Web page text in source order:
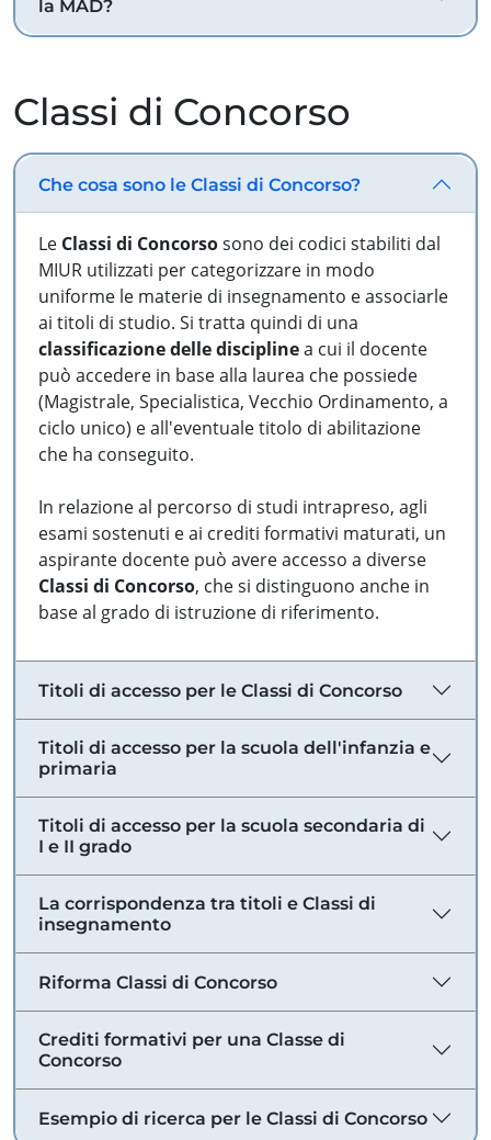
la MAD?
Classi di Concorso
Che cosa sono le Classi di Concorso?
Le Classi di Concorsosono dei codici stabiliti dal
MIUR utilizzati per categorizzare in modo
uniforme le materie di insegnamento e associarle
ai titoli di studio. Si tratta quindi di una
classificazione delle disciplinea cui il docente
può accedere in base alla laurea che possiede
(Magistrale, Specialistica, Vecchio Ordinamento, a
ciclo unico) e all'eventuale titolo di abilitazione
che ha conseguito.
In relazione al percorso di studi intrapreso, agli
esami sostenuti e ai crediti formativi maturati, un
aspirante docente può avere accesso a diverse
Classi di Concorso, che si distinguono anche in
base al grado di istruzione di riferimento.
Titoli di accesso per le Classi di Concorso
Titoli di accesso per la scuola dell'infanzia e
primaria
Titoli di accesso per la scuola secondaria di
I e II grado
La corrispondenza tra titoli e Classi di
insegnamento
Riforma Classi di Concorso
Crediti formativi per una Classe di
Concorso
Esempio di ricerca per le Classi di Concorso